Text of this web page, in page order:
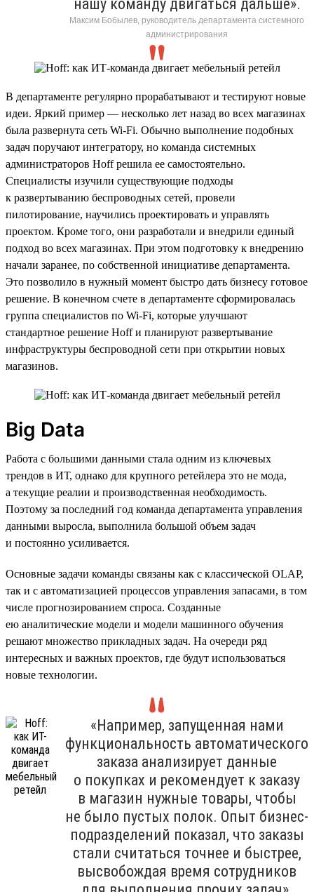
нашу команду двигаться дальше».
Максим Бобылев, руководитель департамента системного
администрирования
В департаменте регулярно прорабатывают и тестируют новые
идеи. Яркий пример — несколько лет назад во всех магазинах
была развернута сеть Wi-Fi. Обычно выполнение подобных
задач поручают интегратору, но команда системных
администраторов Hoff решила ее самостоятельно.
Специалисты изучили существующие подходы
к развертыванию беспроводных сетей, провели
пилотирование, научились проектировать и управлять
проектом. Кроме того, они разработали и внедрили единый
подход во всех магазинах. При этом подготовку к внедрению
начали заранее, по собственной инициативе департамента.
Это позволило в нужный момент быстро дать бизнесу готовое
решение. В конечном счете в департаменте сформировалась
группа специалистов по Wi-Fi, которые улучшают
стандартное решение Hoff и планируют развертывание
инфраструктуры беспроводной сети при открытии новых
магазинов.
Big Data
Работа с большими данными стала одним из ключевых
трендов в ИТ, однако для крупного ретейлера это не мода,
а текущие реалии и производственная необходимость.
Поэтому за последний год команда департамента управления
данными выросла, выполнила большой объем задач
и постоянно усиливается.
Основные задачи команды связаны как с классической OLAP,
так и с автоматизацией процессов управления запасами, в том
числе прогнозированием спроса. Созданные
ею аналитические модели и модели машинного обучения
решают множество прикладных задач. На очереди ряд
интересных и важных проектов, где будут использоваться
новые технологии.
«Например, запущенная нами
функциональность автоматического
заказа анализирует данные
о покупках и рекомендует к заказу
в магазин нужные товары, чтобы
не было пустых полок. Опыт бизнес-
подразделений показал, что заказы
стали считаться точнее и быстрее,
высвобождая время сотрудников